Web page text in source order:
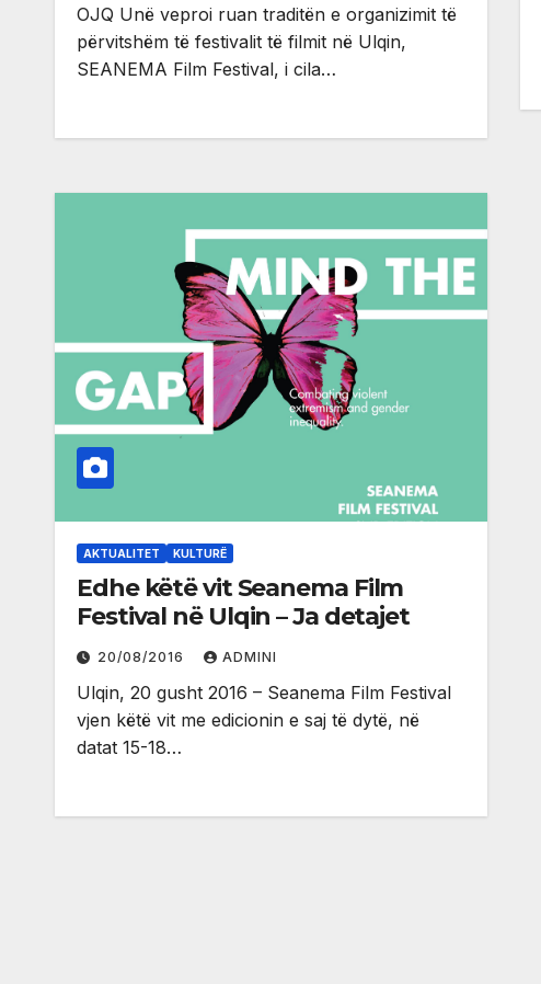
OJQ Unë veproi ruan traditën e organizimit të
përvitshëm të festivalit të filmit në Ulqin,
SEANEMA Film Festival, i cila…
AKTUALITET KULTURË
Edhe këtë vit Seanema Film
Festival në Ulqin – Ja detajet
20/08/2016 ADMINI
Ulqin, 20 gusht 2016 – Seanema Film Festival
vjen këtë vit me edicionin e saj të dytë, në
datat 15-18…